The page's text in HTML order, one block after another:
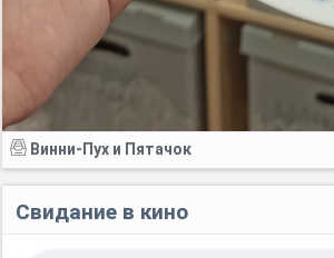
Винни-Пух и Пятачок
Свидание в кино